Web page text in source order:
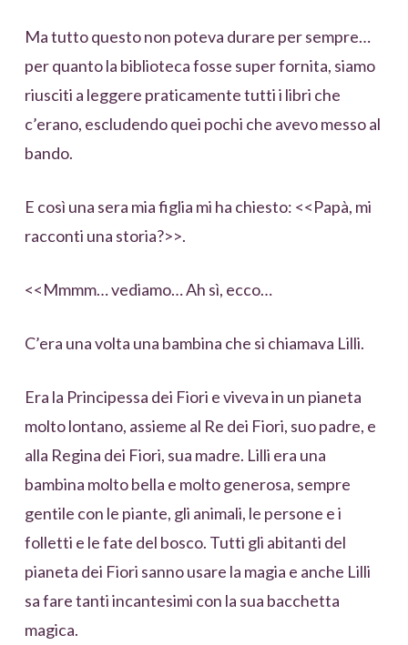
Ma tutto questo non poteva durare per sempre…
per quanto la biblioteca fosse super fornita, siamo
riusciti a leggere praticamente tutti i libri che
c’erano, escludendo quei pochi che avevo messo al
bando.
E così una sera mia figlia mi ha chiesto: <<Papà, mi
racconti una storia?>>.
<<Mmmm… vediamo… Ah sì, ecco…
C’era una volta una bambina che si chiamava Lilli.
Era la Principessa dei Fiori e viveva in un pianeta
molto lontano, assieme al Re dei Fiori, suo padre, e
alla Regina dei Fiori, sua madre. Lilli era una
bambina molto bella e molto generosa, sempre
gentile con le piante, gli animali, le persone e i
folletti e le fate del bosco. Tutti gli abitanti del
pianeta dei Fiori sanno usare la magia e anche Lilli
sa fare tanti incantesimi con la sua bacchetta
magica.